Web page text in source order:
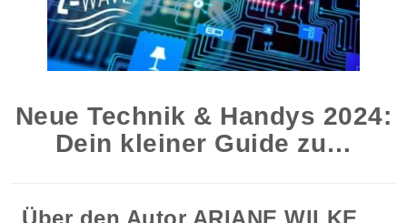
Neue Technik & Handys 2024:
Dein kleiner Guide zu…
Über den Autor ARIANE WILKE